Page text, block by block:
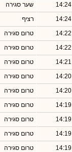
14:24 שער סגירה
14:24 רציף
14:22 טרום סגירה
14:22 טרום סגירה
14:21 טרום סגירה
14:20 טרום סגירה
14:20 טרום סגירה
14:19 טרום סגירה
14:19 טרום סגירה
14:19 טרום סגירה
14:19 טרום סגירה